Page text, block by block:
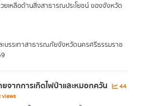
เหลือด้านสิ่งสาธารณประโยชน์ ของจังหวัด
บรรเทาสาธารณภัยจังหวัดนครศรีธรรมราช
จากการเกิดไฟป่าและหมอกควัน
44
views